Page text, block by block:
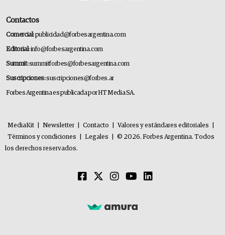
Contactos
Comercial:publicidad@forbesargentina.com
Editorial:info@forbesargentina.com
Summit:summitforbes@forbesargentina.com
Suscripciones:suscripciones@forbes.ar
Forbes Argentina es publicada por HT Media SA.
MediaKit Newsletter Contacto Valores y estándares editoriales
Términos y condiciones
Legales
© 2026. Forbes Argentina. Todos
los derechos reservados.